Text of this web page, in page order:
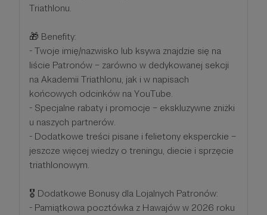
Triathlonu.
🎁 Benefity:
- Twoje imię/nazwisko lub ksywa znajdzie się na
liście Patronów – zarówno w dedykowanej sekcji
na Akademii Triathlonu, jak i w napisach
końcowych odcinków na YouTube.
- Specjalne rabaty i promocje – ekskluzywne zniżki
u naszych partnerów.
- Dodatkowe treści pisane i felietony eksperckie –
jeszcze więcej wiedzy o treningu, diecie i sprzęcie
triathlonowym.
🎖 Dodatkowe Bonusy dla Lojalnych Patronów:
- Pamiątkowa pocztówka z Hawajów w 2026 roku